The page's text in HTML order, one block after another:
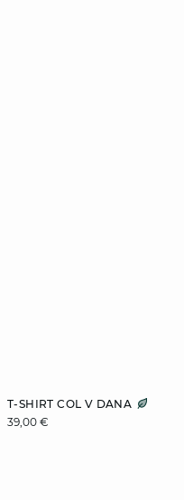
T-SHIRT COL V DANA
39,00 €